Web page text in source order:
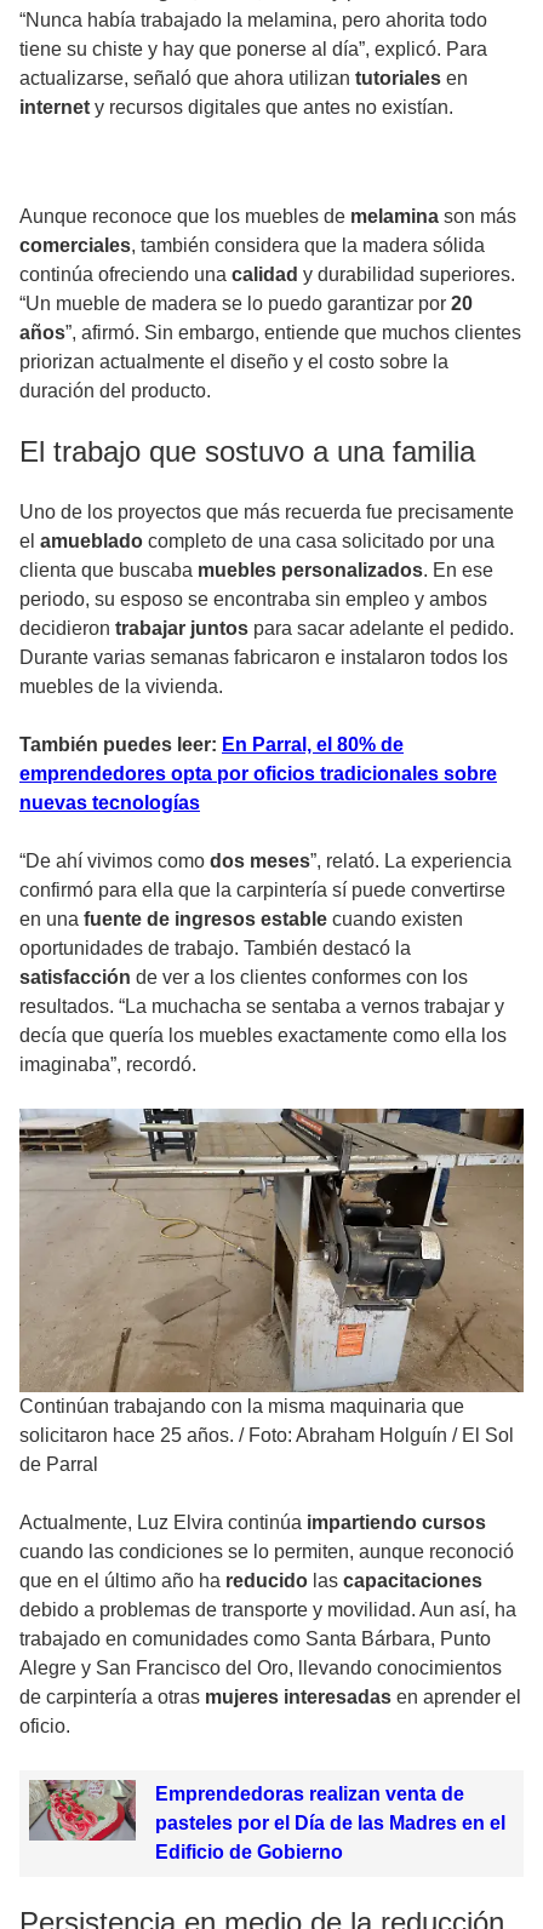
“Nunca había trabajado la melamina, pero ahorita todo
tiene su chiste y hay que ponerse al día”, explicó. Para
actualizarse, señaló que ahora utilizan tutoriales en
internet y recursos digitales que antes no existían.
Aunque reconoce que los muebles de melamina son más
comerciales, también considera que la madera sólida
continúa ofreciendo una calidad y durabilidad superiores.
“Un mueble de madera se lo puedo garantizar por 20
años”, afirmó. Sin embargo, entiende que muchos clientes
priorizan actualmente el diseño y el costo sobre la
duración del producto.
El trabajo que sostuvo a una familia
Uno de los proyectos que más recuerda fue precisamente
el amueblado completo de una casa solicitado por una
clienta que buscaba muebles personalizados. En ese
periodo, su esposo se encontraba sin empleo y ambos
decidieron trabajar juntos para sacar adelante el pedido.
Durante varias semanas fabricaron e instalaron todos los
muebles de la vivienda.
También puedes leer: En Parral, el 80% de
emprendedores opta por oficios tradicionales sobre
nuevas tecnologías
“De ahí vivimos como dos meses”, relató. La experiencia
confirmó para ella que la carpintería sí puede convertirse
en una fuente de ingresos estable cuando existen
oportunidades de trabajo. También destacó la
satisfacción de ver a los clientes conformes con los
resultados. “La muchacha se sentaba a vernos trabajar y
decía que quería los muebles exactamente como ella los
imaginaba”, recordó.
Continúan trabajando con la misma maquinaria que
solicitaron hace 25 años. / Foto: Abraham Holguín / El Sol
de Parral
Actualmente, Luz Elvira continúa impartiendo cursos
cuando las condiciones se lo permiten, aunque reconoció
que en el último año ha reducido las capacitaciones
debido a problemas de transporte y movilidad. Aun así, ha
trabajado en comunidades como Santa Bárbara, Punto
Alegre y San Francisco del Oro, llevando conocimientos
de carpintería a otras mujeres interesadas en aprender el
oficio.
Emprendedoras realizan venta de
pasteles por el Día de las Madres en el
Edificio de Gobierno
Persistencia en medio de la reducción